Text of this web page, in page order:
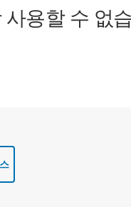
용할 수 없